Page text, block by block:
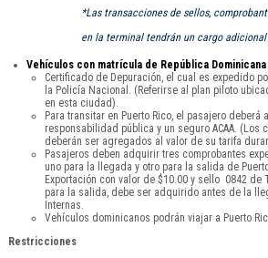
*Las transacciones de sellos,
en la terminal tendrán un cargo
Vehículos con matrícula de República Dominicana
Certificado de Depuración, el cual es expedido
la Policía Nacional. (Referirse al plan piloto
en esta ciudad).
Para transitar en Puerto Rico, el pasajero
responsabilidad pública y un seguro ACAA. (Los
deberán ser agregados al valor de su tarifa
Pasajeros deben adquirir tres comprobantes
uno para la llegada y otro para la salida de
Exportación con valor de $10.00 y sello 0842 de
para la salida, debe ser adquirido antes de la
Internas.
Vehículos dominicanos podrán viajar a Puerto
Restricciones